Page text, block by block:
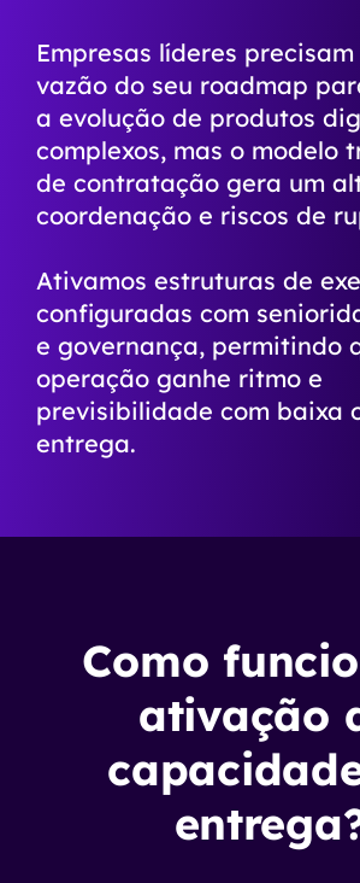
Empresas líderes
vazão do seu roadmap
a evolução de produtos
complexos, mas o modelo
de contratação gera um
coordenação e riscos de
Ativamos estruturas de
configuradas com
e governança, permitindo
operação ganhe ritmo e
previsibilidade com baixa
entrega.
Como
ativação